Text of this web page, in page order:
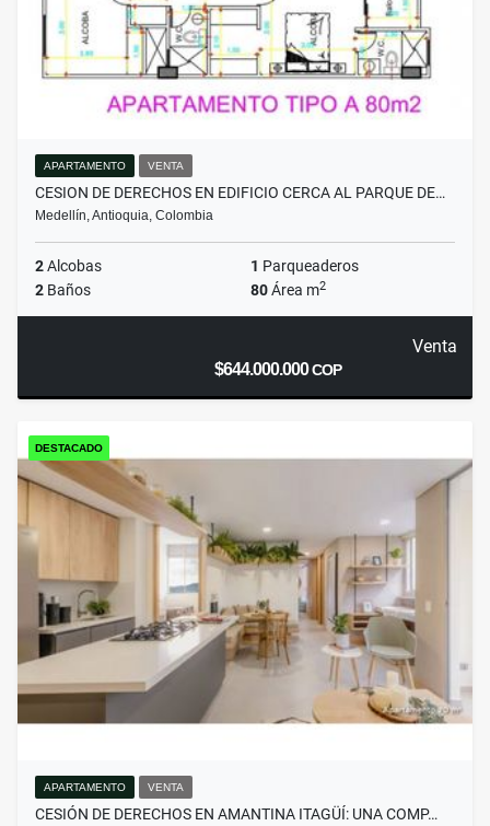
APARTAMENTO VENTA
CESION DE DERECHOS EN EDIFICIO CERCA AL PARQUE DE…
Medellín, Antioquia, Colombia
2Alcobas 1 Parqueaderos
2 Baños 80Área m2
Venta
$644.000.000COP
DESTACADO
APARTAMENTO VENTA
CESIÓN DE DERECHOS EN AMANTINA ITAGÜÍ: UNA COMP…